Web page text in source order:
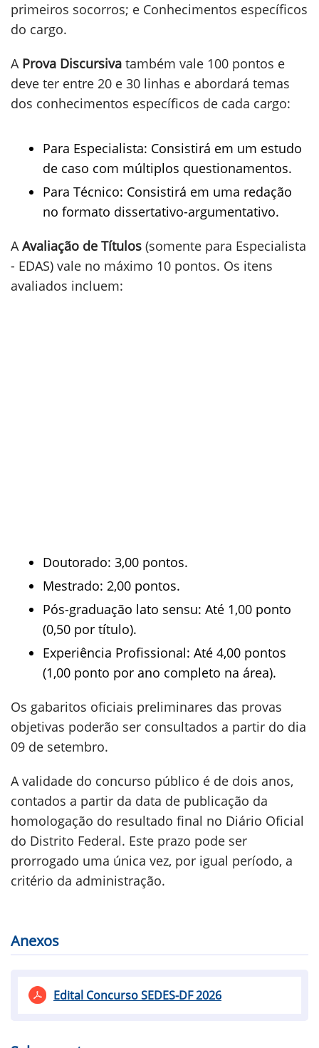
primeiros socorros; e Conhecimentos específicos
do cargo.
A Prova Discursiva também vale 100 pontos e
deve ter entre 20 e 30 linhas e abordará temas
dos conhecimentos específicos de cada cargo:
Para Especialista: Consistirá em um estudo
de caso com múltiplos questionamentos.
Para Técnico: Consistirá em uma redação
no formato dissertativo-argumentativo.
AAvaliação de Títulos (somente para Especialista
- EDAS) vale no máximo 10 pontos. Os itens
avaliados incluem:
Doutorado: 3,00 pontos.
Mestrado: 2,00 pontos.
Pós-graduação lato sensu: Até 1,00 ponto
(0,50 por título).
Experiência Profissional: Até 4,00 pontos
(1,00 ponto por ano completo na área).
Os gabaritos oficiais preliminares das provas
objetivas poderão ser consultados a partir do dia
09 de setembro.
A validade do concurso público é de dois anos,
contados a partir da data de publicação da
homologação do resultado final no Diário Oficial
do Distrito Federal. Este prazo pode ser
prorrogado uma única vez, por igual período, a
critério da administração.
Anexos
Edital Concurso SEDES-DF 2026